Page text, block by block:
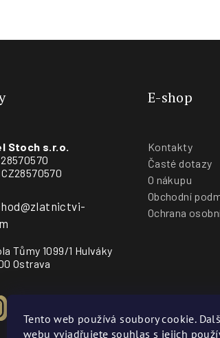
Tento web používá soubory cookie.
webu vyjadřujete souhlas s jejich
Stoch s.r.o.
Tůmy 1099/1 Hulváky
Ostrava
E-shop
Kontakty
Časté dotazy
O nákupu
Obchodní
Ochrana